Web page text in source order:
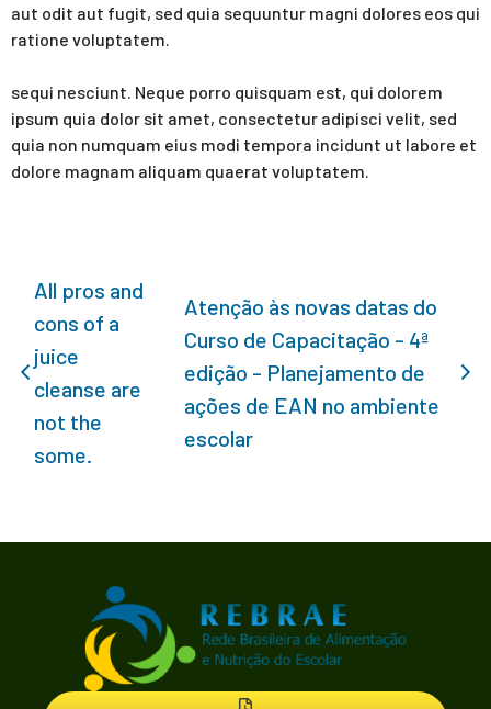
aut odit aut fugit, sed quia sequuntur magni dolores eos qui
ratione voluptatem.
sequi nesciunt. Neque porro quisquam est, qui dolorem
ipsum quia dolor sit amet, consectetur adipisci velit, sed
quia non numquam eius modi tempora incidunt ut labore et
dolore magnam aliquam quaerat voluptatem.
All pros and
cons of a
juice
cleanse are
not the
some.
Atenção às novas datas do
Curso de Capacitação - 4ª
edição - Planejamento de
ações de EAN no ambiente
escolar